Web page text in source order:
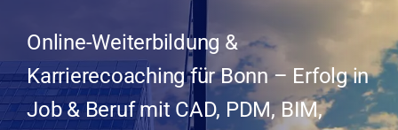
Online-Weiterbildung &
Karrierecoaching für Bonn – Erfolg in
Job & Beruf mit CAD, PDM, BIM,